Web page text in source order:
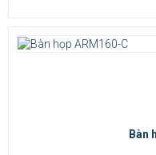
Bàn